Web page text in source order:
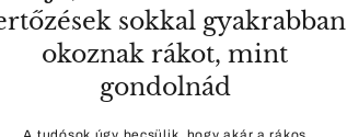
sokkal gyakrabban
okoznak rákot, mint
gondolnád